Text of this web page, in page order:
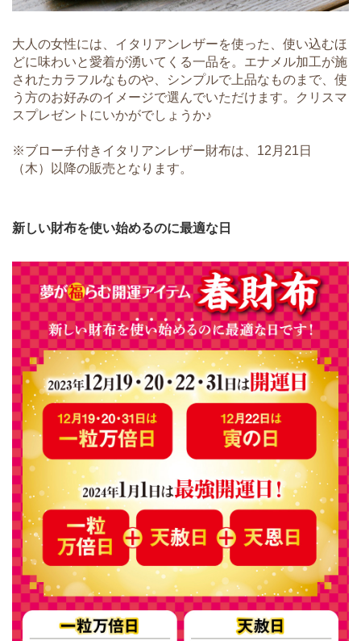
大人の女性には、イタリアンレザーを使った、使い込むほ
どに味わいと愛着が湧いてくる一品を。エナメル加工が施
されたカラフルなものや、シンプルで上品なものまで、使
う方のお好みのイメージで選んでいただけます。クリスマ
スプレゼントにいかがでしょうか♪
※ブローチ付きイタリアンレザー財布は、12月21日
（木）以降の販売となります。
新しい財布を使い始めるのに最適な日